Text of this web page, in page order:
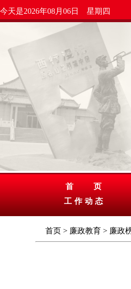
今天是2026年08月06日 星期四
首 页
工作动态
首页 > 廉政教育 > 廉政